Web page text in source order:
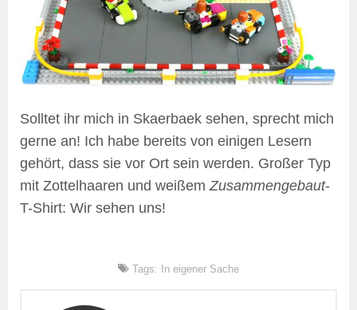
Solltet ihr mich in Skaerbaek sehen, sprecht mich
gerne an! Ich habe bereits von einigen Lesern
gehört, dass sie vor Ort sein werden. Großer Typ
mit Zottelhaaren und weißemZusammengebaut-
T-Shirt: Wir sehen uns!
Tags: In eigener Sache